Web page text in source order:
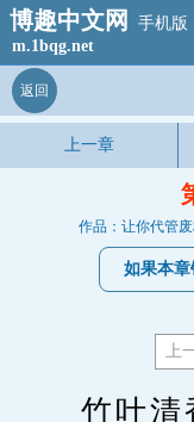
博趣中文网
手机版
m.1bqg.net
返回
上一章
作品：让你代管
如果本
上
竹叶清香